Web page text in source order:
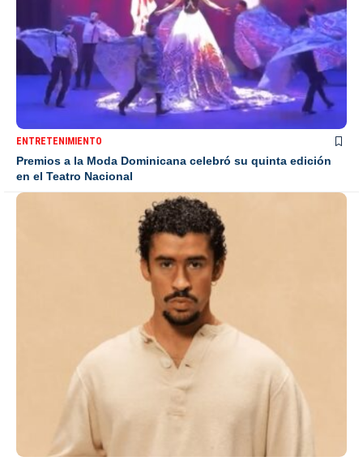
ENTRETENIMIENTO
Premios a la Moda Dominicana celebró su quinta edición
en el Teatro Nacional